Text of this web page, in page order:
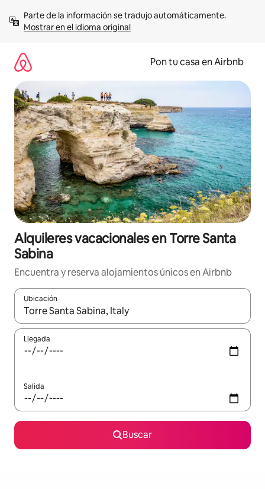
contenidoMostrar en el idioma original
Pon tu casa en Airbnb
Alquileres vacacionales en Torre Santa
Sabina
Encuentra y reserva alojamientos únicos en Airbnb
Ubicación
Cuando los resultados estén disponibles, navega con las
Llegada
Salida
Buscar